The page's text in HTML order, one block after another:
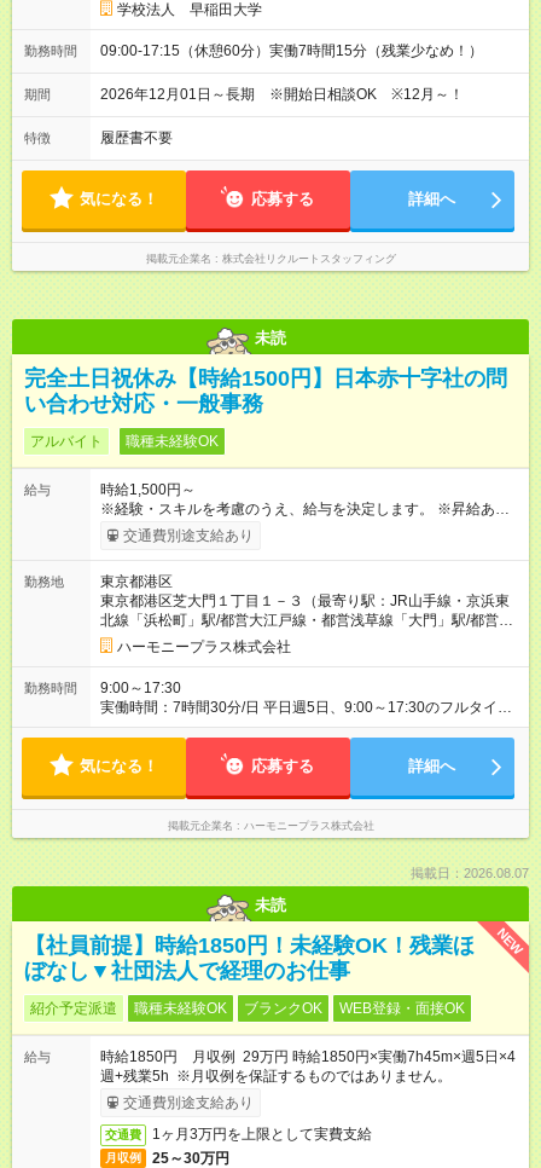
学校法人 早稲田大学
勤務時間 09:00-17:15（休憩60分）実働7時間15分（残業少なめ！）
期間 2026年12月01日～長期 ※開始日相談OK ※12月～！
特徴 履歴書不要
気になる！ 応募する 詳細へ
掲載元企業名 株式会社リクルートスタッフィング
未読
完全土日祝休み【時給1500円】日本赤十字社の問
い合わせ対応・一般事務
アルバイト 職種未経験OK
給与
時給1,500円～
※経験・スキルを考慮のうえ、給与を決定します。 ※昇給あり
（勤務実績・評価による） ※残業が発生した場合は、時間外手
当を全額支給します。 ※交通費支給（月額上限50,000円／当社
間中も給与・待遇に変更はありません。 【試用期間】試用期間
あり 試用期間の長さ：3ヶ月 雇用形態、給与は本採用時と同じ
です。
交通費別途支給あり
勤務地
東京都港区
東京都港区芝大門１丁目１－３（最寄り駅：JR山手線・京浜東
北線「浜松町」駅/都営大江戸線・都営浅草線「⼤⾨」駅/都営三
田線「御成⾨」駅）
ハーモニープラス株式会社
勤務時間
9:00～17:30
実働時間：7時間30分/日 平日週5日、9:00～17:30のフルタイム
勤務が基本です☆ 営業時間中は電話対応があるため、上記時間
は柔軟に対応します♪ ※原則、残業はありません
気になる！ 応募する 詳細へ
掲載元企業名 ハーモニープラス株式会社
掲載日：2026.08.07
未読
NEW
【社員前提】時給1850円！未経験OK！残業ほ
ぼなし▼社団法人で経理のお仕事
紹介予定派遣 職種未経験OK ブランクOK WEB登録・面接OK
給与
時給1850円 月収例 29万円 時給1850円×実働7h45m×週5日×4
週+残業5h ※月収例を保証するものではありません。
交通費別途支給あり
交通費 1ヶ月3万円を上限として実費支給
月収例 25～30万円